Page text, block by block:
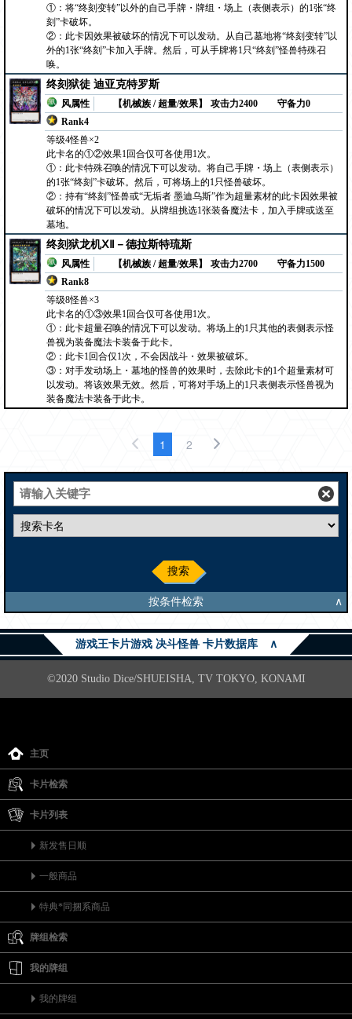
①：将“终刻变转”以外的自己手牌・牌组・场上（表侧表示）的1张“终
刻”卡破坏。
②：此卡因效果被破坏的情况下可以发动。从自己墓地将“终刻变转”以
外的1张“终刻”卡加入手牌。然后，可从手牌将1只“终刻”怪兽特殊召
唤。
终刻狱徒 迪亚克特罗斯
风属性
【机械族 / 超量/效果】
Rank4
攻击力2400 守备力0
等级4怪兽×2
此卡名的①②效果1回合仅可各使用1次。
①：此卡特殊召唤的情况下可以发动。将自己手牌・场上（表侧表示）
的1张“终刻”卡破坏。然后，可将场上的1只怪兽破坏。
②：持有“终刻”怪兽或“无垢者 墨迪乌斯”作为超量素材的此卡因效果被
破坏的情况下可以发动。从牌组挑选1张装备魔法卡，加入手牌或送至
墓地。
终刻狱龙机ⅩⅡ－德拉斯特琉斯
风属性
【机械族 / 超量/效果】
Rank8
攻击力2700 守备力1500
等级8怪兽×3
此卡名的①③效果1回合仅可各使用1次。
①：此卡超量召唤的情况下可以发动。将场上的1只其他的表侧表示怪
兽视为装备魔法卡装备于此卡。
②：此卡1回合仅1次，不会因战斗・效果被破坏。
③：对手发动场上・墓地的怪兽的效果时，去除此卡的1个超量素材可
以发动。将该效果无效。然后，可将对手场上的1只表侧表示怪兽视为
装备魔法卡装备于此卡。
1 2
搜索
按条件检索 ∧
游戏王卡片游戏 决斗怪兽 卡片数据库 ∧
©2020 Studio Dice/SHUEISHA, TV TOKYO, KONAMI
主页
卡片检索
卡片列表
新发售日顺
一般商品
特典*同捆系商品
牌组检索
我的牌组
我的牌组